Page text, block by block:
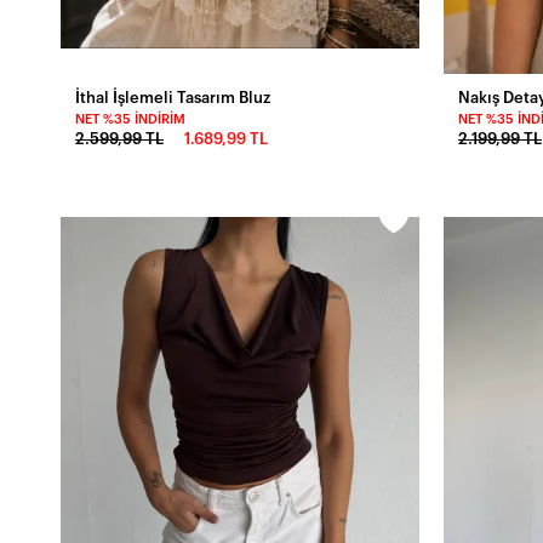
İthal İşlemeli Tasarım Bluz
NET %35 İNDIRIM
2.599,99 TL 1.689,99 TL
Nakış
NET %35
2.199,99 TL